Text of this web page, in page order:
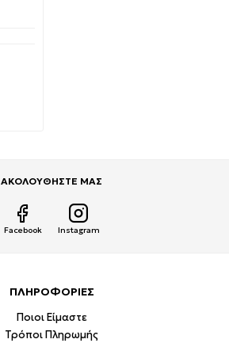
ΑΚΟΛΟΥΘΗΣΤΕ ΜΑΣ
Facebook Instagram
ΠΛΗΡΟΦΟΡΙΕΣ
Ποιοι Είμαστε
Τρόποι Πληρωμής